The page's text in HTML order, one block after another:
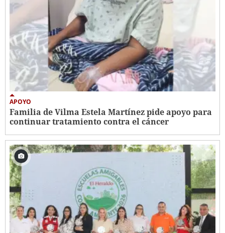
APOYO
Familia de Vilma Estela Martínez pide apoyo para
continuar tratamiento contra el cáncer